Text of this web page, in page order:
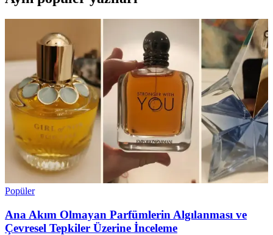
Popüler
Ana Akım Olmayan Parfümlerin Algılanması ve
Çevresel Tepkiler Üzerine İnceleme